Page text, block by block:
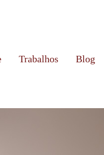
Trabalhos Blog